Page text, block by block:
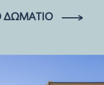
ΔΩΜΆΤΙΟ